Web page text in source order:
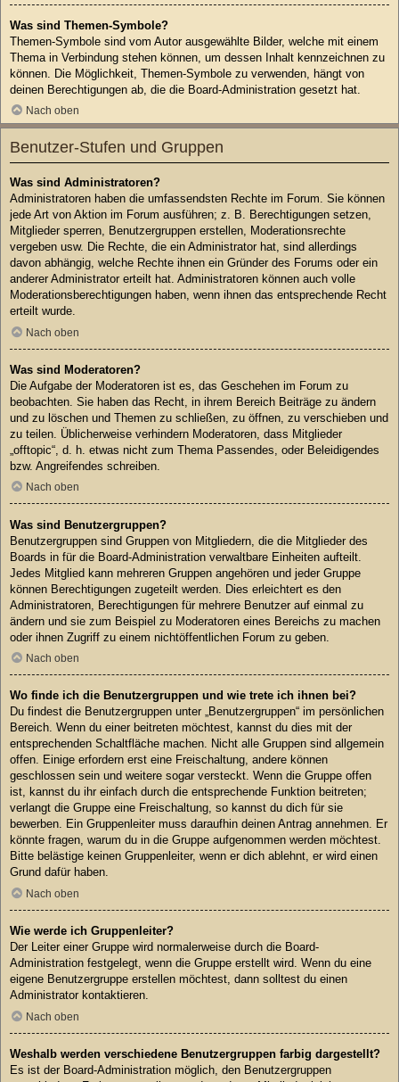
Was sind Themen-Symbole?
Themen-Symbole sind vom Autor ausgewählte Bilder, welche mit einem
Thema in Verbindung stehen können, um dessen Inhalt kennzeichnen zu
können. Die Möglichkeit, Themen-Symbole zu verwenden, hängt von
deinen Berechtigungen ab, die die Board-Administration gesetzt hat.
Nach oben
Benutzer-Stufen und Gruppen
Was sind Administratoren?
Administratoren haben die umfassendsten Rechte im Forum. Sie können
jede Art von Aktion im Forum ausführen; z. B. Berechtigungen setzen,
Mitglieder sperren, Benutzergruppen erstellen, Moderationsrechte
vergeben usw. Die Rechte, die ein Administrator hat, sind allerdings
davon abhängig, welche Rechte ihnen ein Gründer des Forums oder ein
anderer Administrator erteilt hat. Administratoren können auch volle
Moderationsberechtigungen haben, wenn ihnen das entsprechende Recht
erteilt wurde.
Nach oben
Was sind Moderatoren?
Die Aufgabe der Moderatoren ist es, das Geschehen im Forum zu
beobachten. Sie haben das Recht, in ihrem Bereich Beiträge zu ändern
und zu löschen und Themen zu schließen, zu öffnen, zu verschieben und
zu teilen. Üblicherweise verhindern Moderatoren, dass Mitglieder
„offtopic“, d. h. etwas nicht zum Thema Passendes, oder Beleidigendes
bzw. Angreifendes schreiben.
Nach oben
Was sind Benutzergruppen?
Benutzergruppen sind Gruppen von Mitgliedern, die die Mitglieder des
Boards in für die Board-Administration verwaltbare Einheiten aufteilt.
Jedes Mitglied kann mehreren Gruppen angehören und jeder Gruppe
können Berechtigungen zugeteilt werden. Dies erleichtert es den
Administratoren, Berechtigungen für mehrere Benutzer auf einmal zu
ändern und sie zum Beispiel zu Moderatoren eines Bereichs zu machen
oder ihnen Zugriff zu einem nichtöffentlichen Forum zu geben.
Nach oben
Wo finde ich die Benutzergruppen und wie trete ich ihnen bei?
Du findest die Benutzergruppen unter „Benutzergruppen“ im persönlichen
Bereich. Wenn du einer beitreten möchtest, kannst du dies mit der
entsprechenden Schaltfläche machen. Nicht alle Gruppen sind allgemein
offen. Einige erfordern erst eine Freischaltung, andere können
geschlossen sein und weitere sogar versteckt. Wenn die Gruppe offen
ist, kannst du ihr einfach durch die entsprechende Funktion beitreten;
verlangt die Gruppe eine Freischaltung, so kannst du dich für sie
bewerben. Ein Gruppenleiter muss daraufhin deinen Antrag annehmen. Er
könnte fragen, warum du in die Gruppe aufgenommen werden möchtest.
Bitte belästige keinen Gruppenleiter, wenn er dich ablehnt, er wird einen
Grund dafür haben.
Nach oben
Wie werde ich Gruppenleiter?
Der Leiter einer Gruppe wird normalerweise durch die Board-
Administration festgelegt, wenn die Gruppe erstellt wird. Wenn du eine
eigene Benutzergruppe erstellen möchtest, dann solltest du einen
Administrator kontaktieren.
Nach oben
Weshalb werden verschiedene Benutzergruppen farbig dargestellt?
Es ist der Board-Administration möglich, den Benutzergruppen